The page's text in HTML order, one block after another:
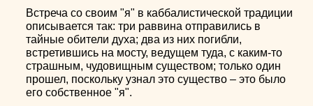
Встреча со своим "я" в каббалистической традиции
описывается так: три раввина отправились в
тайные обители духа; два из них погибли,
встретившись на мосту, ведущем туда, с каким-то
страшным, чудовищным существом; только один
прошел, поскольку узнал это существо – это было
его собственное "я".